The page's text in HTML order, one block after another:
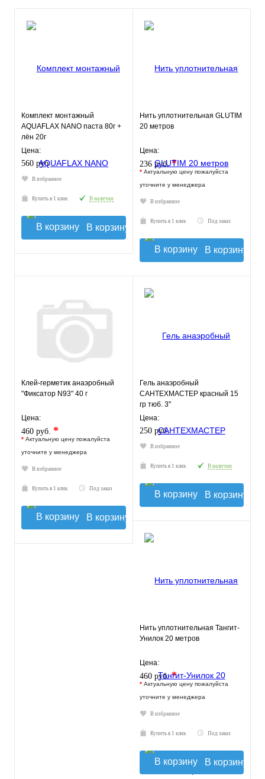
Комплект монтажный
AQUAFLAX NANO паста 80г +
лён 20г
Цена:
560 руб.
В избранное
Купить в 1 клик В наличии
В корзину
Нить уплотнительная GLUTIM
20 метров
Цена:
236 руб.*
* Актуальную цену пожалуйста
уточните у менеджера
В избранное
Купить в 1 клик Под заказ
В корзину
Клей-герметик анаэробный
"Фиксатор N93" 40 г
Цена:
460 руб. *
* Актуальную цену пожалуйста
уточните у менеджера
В избранное
Купить в 1 клик Под заказ
В корзину
Гель анаэробный
САНТЕХМАСТЕР красный 15
гр тюб. 3"
Цена:
250 руб.
В избранное
Купить в 1 клик В наличии
В корзину
Нить уплотнительная Тангит-
Унилок 20 метров
Цена:
460 руб.*
* Актуальную цену пожалуйста
уточните у менеджера
В избранное
Купить в 1 клик Под заказ
В корзину